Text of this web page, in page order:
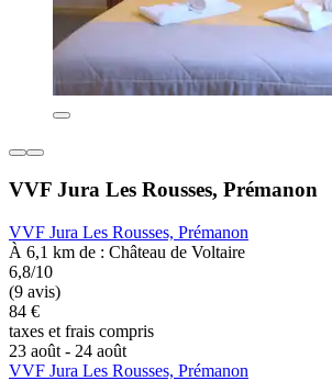
VVF Jura Les Rousses, Prémanon
VVF Jura Les Rousses, Prémanon
À 6,1 km de : Château de Voltaire
6,8/10
(9 avis)
84 €
taxes et frais compris
23 août - 24 août
VVF Jura Les Rousses, Prémanon